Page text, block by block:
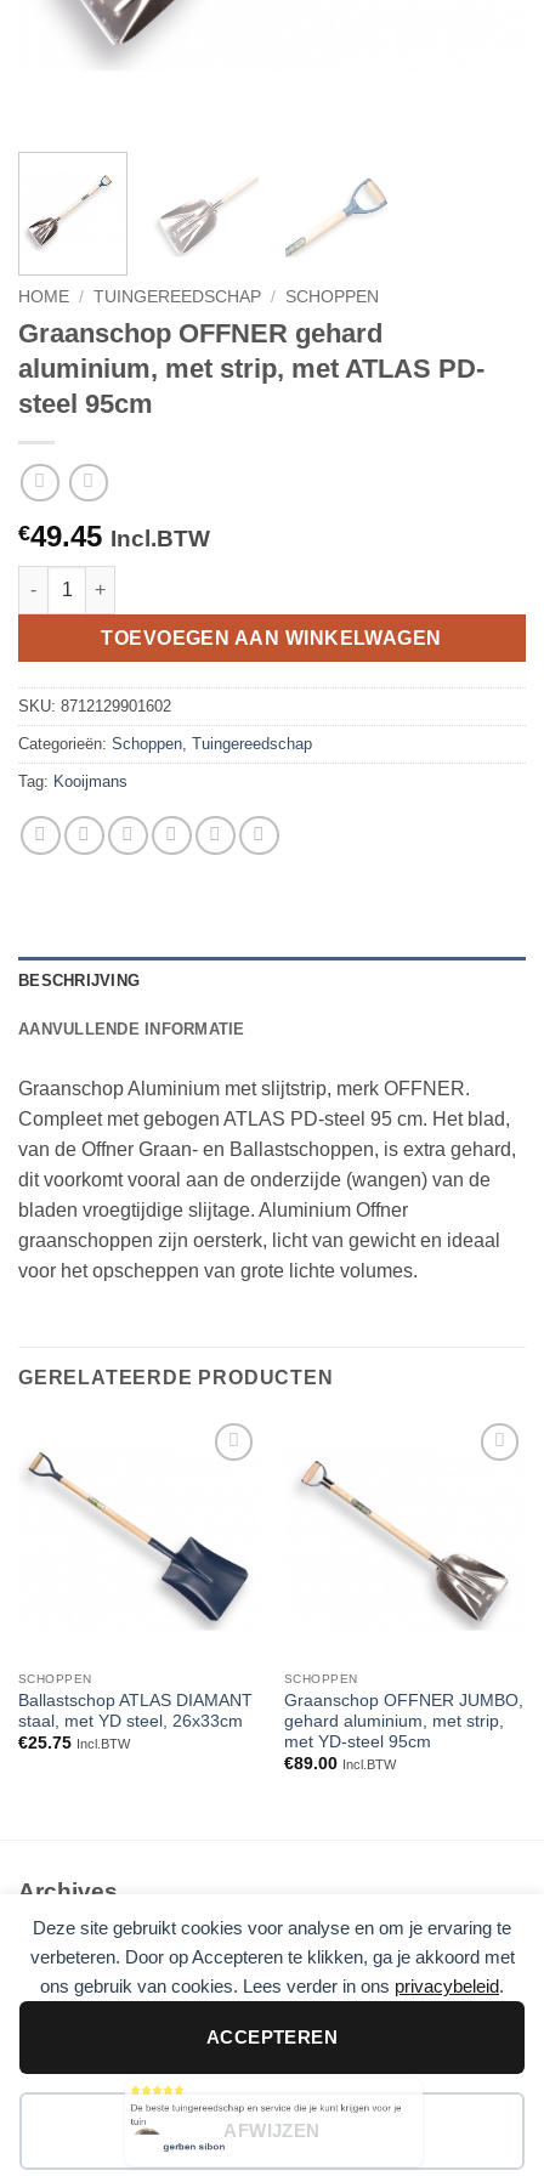
Deze site gebruikt cookies voor analyse en om je ervaring te
verbeteren. Door op Accepteren te klikken, ga je akkoord met
ons gebruik van cookies. Lees verder in ons privacybeleid.
ACCEPTEREN
AFWIJZEN
HOME / TUINGEREEDSCHAP / SCHOPPEN
Graanschop OFFNER gehard
aluminium, met strip, met ATLAS PD-
steel 95cm
€49.45 Incl.BTW
Graanschop OFFNER gehard aluminium, met strip, met ATLAS
TOEVOEGEN AAN WINKELWAGEN
SKU: 8712129901602
Categorieën: Schoppen Tuingereedschap
Tag: Kooijmans
BESCHRIJVING
AANVULLENDE INFORMATIE
Graanschop Aluminium met slijtstrip, merk OFFNER.
Compleet met gebogen ATLAS PD-steel 95 cm. Het blad,
van de Offner Graan- en Ballastschoppen, is extra gehard,
dit voorkomt vooral aan de onderzijde (wangen) van de
bladen vroegtijdige slijtage. Aluminium Offner
graanschoppen zijn oersterk, licht van gewicht en ideaal
voor het opscheppen van grote lichte volumes.
GERELATEERDE PRODUCTEN
SCHOPPEN
Ballastschop ATLAS DIAMANT
staal, met YD steel, 26x33cm
€25.75 Incl.BTW
SCHOPPEN
Graanschop OFFNER JUMBO,
gehard aluminium, met strip,
met YD-steel 95cm
€89.00 Incl.BTW
Archives
Geen archieven om te tonen.
Categories
Visa PayPal Stripe
gerben sibon